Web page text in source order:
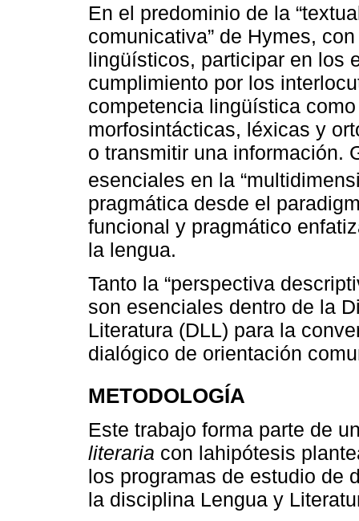
En el predominio de la
comunicativa” de Hymes,
lingüísticos, participar en los
cumplimiento por los
competencia lingüística
morfosintácticas, léxicas y
o transmitir una información.
esenciales en la
pragmática desde el
funcional y pragmático
la lengua.
Tanto la “perspectiva
son esenciales dentro de la
Literatura (DLL) para la
dialógico de orientación
METODOLOGÍA
Este trabajo forma parte de
literaria con lahipótesis
los programas de estudio de
la disciplina Lengua y